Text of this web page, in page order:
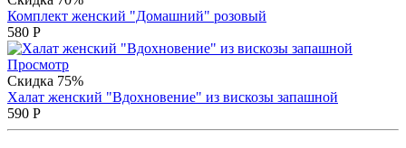
Комплект женский "Домашний" розовый
580 Р
Просмотр
Скидка 75%
Халат женский "Вдохновение" из вискозы запашной
590 Р